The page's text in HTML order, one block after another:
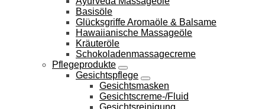
Basisöle
Glücksgriffe Aromaöle & Balsame
Hawaiianische Massageöle
Kräuteröle
Schokoladenmassagecreme
Pflegeprodukte
Gesichtspflege
Gesichtsmasken
Gesichtscreme-/Fluid
Gesichtsreinigung